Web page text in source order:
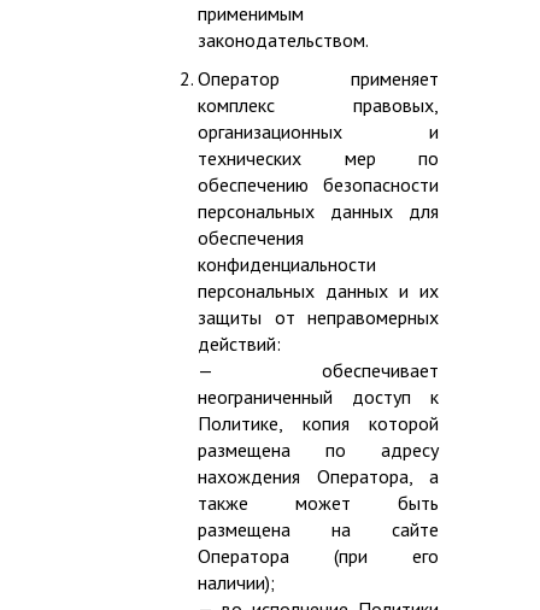
применимым
законодательством.
Оператор применяет
комплекс правовых,
организационных и
технических мер по
обеспечению безопасности
персональных данных для
обеспечения
конфиденциальности
персональных данных и их
защиты от неправомерных
действий:
— обеспечивает
неограниченный доступ к
Политике, копия которой
размещена по адресу
нахождения Оператора, а
также может быть
размещена на сайте
Оператора (при его
наличии);